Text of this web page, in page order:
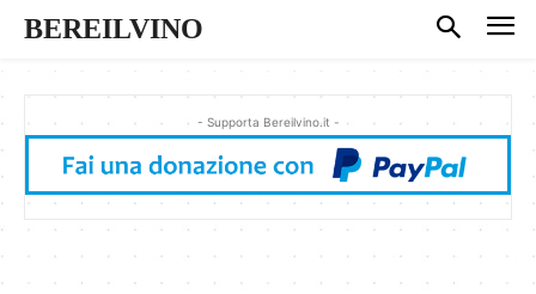
BEREILVINO
- Supporta Bereilvino.it -